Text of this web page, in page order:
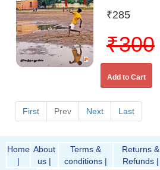
₹285
₹300
Add to Cart
First Prev Next Last
Home
|
About
us |
Terms &
conditions |
Returns &
Refunds |